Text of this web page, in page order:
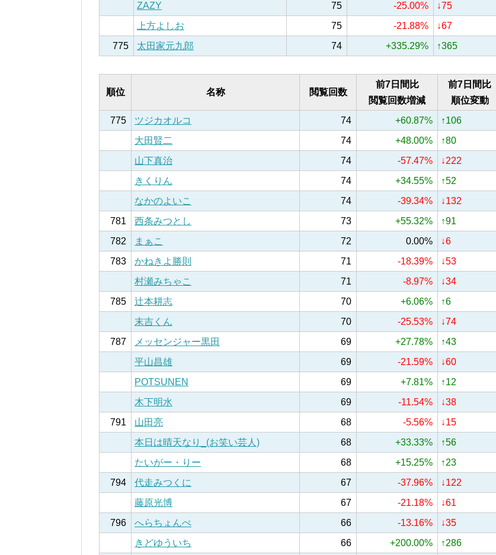
ZAZY
75 -25.00%
↓75
上方よしお
75 -21.88%
↓67
775
太田家元九郎 74 +335.29% ↑365
順位 名称 閲覧回数
前7日間比
閲覧回数増減
前7日間比
順位変動
775
ツジカオルコ 74 +60.87%
↑106
大田賢二
74 +48.00%
↑80
山下真治
74 -57.47%
↓222
きくりん
74 +34.55%
↑52
なかのよいこ
74 -39.34%
↓132
781
西条みつとし 73 +55.32%
↑91
782
まぁこ 72 0.00%
↓6
783
かねきよ勝則 71 -18.39%
↓53
村瀬みちゃこ
71 -8.97%
↓34
785
辻本耕志 70 +6.06%
↑6
末吉くん
70 -25.53%
↓74
787
メッセンジャー黒田 69 +27.78%
↑43
平山昌雄
69 -21.59%
↓60
POTSUNEN
69 +7.81%
↑12
木下明水
69 -11.54%
↓38
791
山田亮 68 -5.56%
↓15
本日は晴天なり_(お笑い芸人)
68 +33.33%
↑56
たいがー・りー
68 +15.25%
↑23
794
代走みつくに 67 -37.96%
↓122
藤原光博
67 -21.18%
↓61
796
へらちょんぺ 66 -13.16%
↓35
きどゆういち
66 +200.00%
↑286